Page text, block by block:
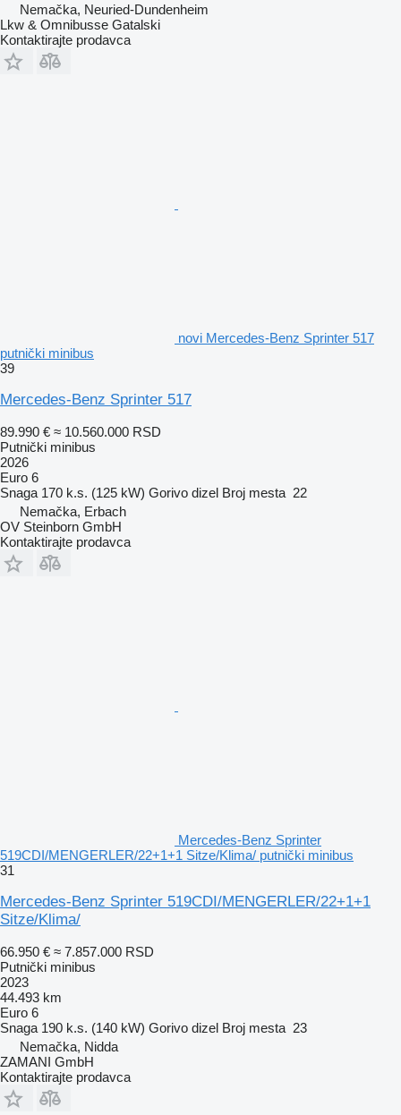
Nemačka, Neuried-Dundenheim
Lkw & Omnibusse Gatalski
Kontaktirajte prodavca
novi Mercedes-Benz Sprinter 517
putnički minibus
39
Mercedes-Benz Sprinter 517
89.990 € ≈ 10.560.000 RSD
Putnički minibus
2026
Euro 6
Snaga 170 k.s. (125 kW) Gorivo dizel Broj mesta 22
Nemačka, Erbach
OV Steinborn GmbH
Kontaktirajte prodavca
Mercedes-Benz Sprinter
519CDI/MENGERLER/22+1+1 Sitze/Klima/ putnički minibus
31
Mercedes-Benz Sprinter 519CDI/MENGERLER/22+1+1
Sitze/Klima/
66.950 € ≈ 7.857.000 RSD
Putnički minibus
2023
44.493 km
Euro 6
Snaga 190 k.s. (140 kW) Gorivo dizel Broj mesta 23
Nemačka, Nidda
ZAMANI GmbH
Kontaktirajte prodavca